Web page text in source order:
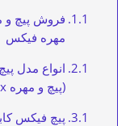
فروش پیچ و
مهره فیکس
انواع مدل
(پیچ و مهره Fix)
پیچ فیکس